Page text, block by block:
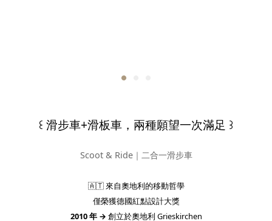
꒰ 滑步車+滑板車，兩種願望一次滿足 ꒱
Scoot & Ride｜二合一滑步車
🇦🇹 來自奧地利的移動哲學
僅榮獲德國紅點設計大獎
2010 年 → 創立於奧地利 Grieskirchen